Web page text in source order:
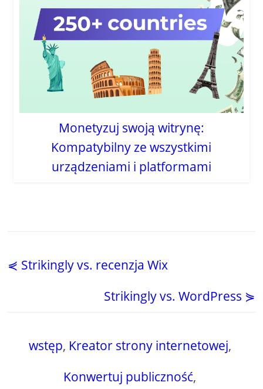
Monetyzuj swoją witrynę:
Kompatybilny ze wszystkimi
urządzeniami i platformami
⋞ Strikingly vs. recenzja Wix
Strikingly vs. WordPress ⋟
wstęp, Kreator strony internetowej,
Konwertuj publiczność,